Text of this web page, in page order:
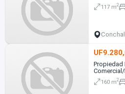
117 m2
Propiedad
160 m2